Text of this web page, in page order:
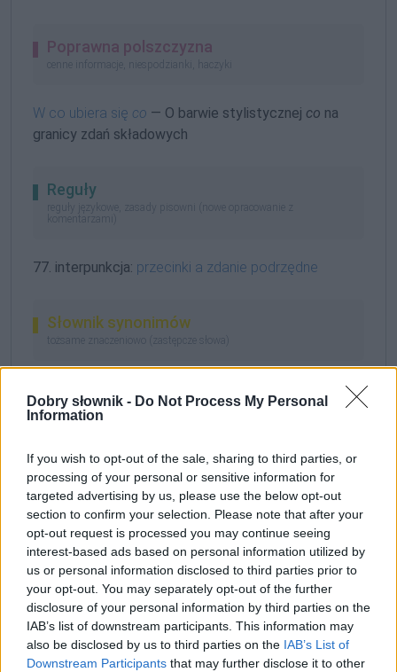
Dobry słownik - Do Not Process My Personal
Information
If you wish to opt-out of the sale, sharing to third parties, or
processing of your personal or sensitive information for
targeted advertising by us, please use the below opt-out
section to confirm your selection. Please note that after your
opt-out request is processed you may continue seeing
interest-based ads based on personal information utilized by
us or personal information disclosed to third parties prior to
your opt-out. You may separately opt-out of the further
disclosure of your personal information by third parties on the
IAB’s list of downstream participants. This information may
also be disclosed by us to third parties on the IAB’s List of
Downstream Participants that may further disclose it to other
Poprawna polszczyzna
cenne informacje, niespodzianki, haczyki
W co ubiera się co — O barwie stylistycznej co na
granicy zdań składowych
Reguły
reguły językowe, zasady pisowni (nowe opracowanie z
komentarzami)
77. interpunkcja: przecinki a zdanie podrzędne
Słownik synonimów
tożsame znaczeniowo (zastępcze słowa)
autentyczne, starannie wybrane, zobacz teżna blogu
Opowiada o ciotce (...). O dziadku ze Śląska
Opolskiego, w czasie II wojny wcielonym do
Wehrmachtu,co podczas wędrówki frontowej
zmienił mundur i wrócił do Polski z Armią Andersa.
Bernadeta Waszkielewicz, Wprost, nr 2, 7–12 stycznia 2014, s.
40